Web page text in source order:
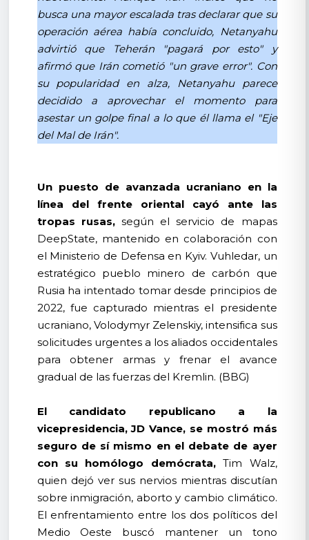
busca una mayor escalada tras declarar que su
operación aérea había concluido, Netanyahu
advirtió que Teherán "pagará por esto" y
afirmó que Irán cometió "un grave error". Con
su popularidad en alza, Netanyahu parece
decidido a aprovechar el momento para
asestar un golpe final a lo que él llama el "Eje
del Mal de Irán".
Un puesto de avanzada ucraniano en la
línea del frente oriental cayó ante las
tropas rusas,según el servicio de mapas
DeepState, mantenido en colaboración con
el Ministerio de Defensa en Kyiv. Vuhledar, un
estratégico pueblo minero de carbón que
Rusia ha intentado tomar desde principios de
2022, fue capturado mientras el presidente
ucraniano, Volodymyr Zelenskiy, intensifica sus
solicitudes urgentes a los aliados occidentales
para obtener armas y frenar el avance
gradual de las fuerzas del Kremlin. (BBG)
El candidato republicano a la
vicepresidencia, JD Vance, se mostró más
seguro de sí mismo en el debate de ayer
con su homólogo demócrata,Tim Walz,
quien dejó ver sus nervios mientras discutían
sobre inmigración, aborto y cambio climático.
El enfrentamiento entre los dos políticos del
Medio Oeste buscó mantener un tono